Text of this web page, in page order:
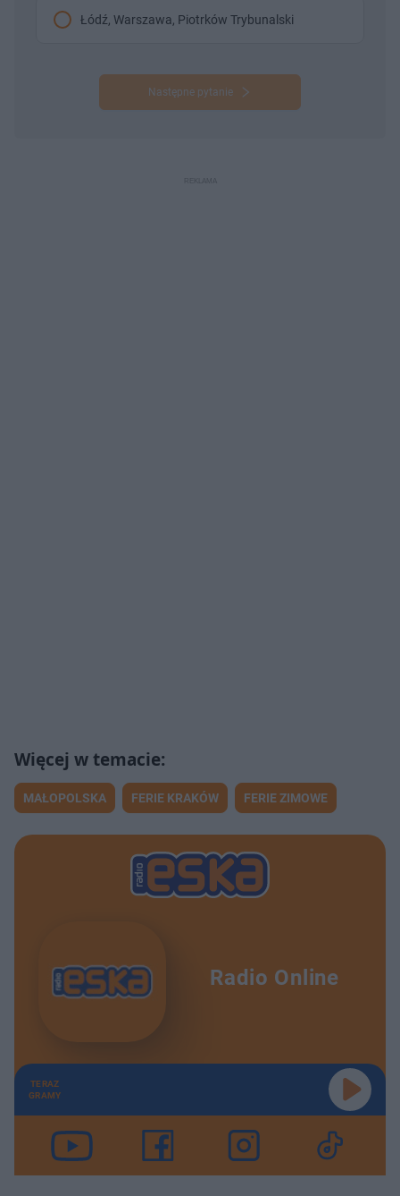
Łódź, Warszawa, Piotrków Trybunalski
Następne pytanie
MAŁOPOLSKA FERIE KRAKÓW FERIE ZIMOWE
Radio Online
TERAZ
GRAMY